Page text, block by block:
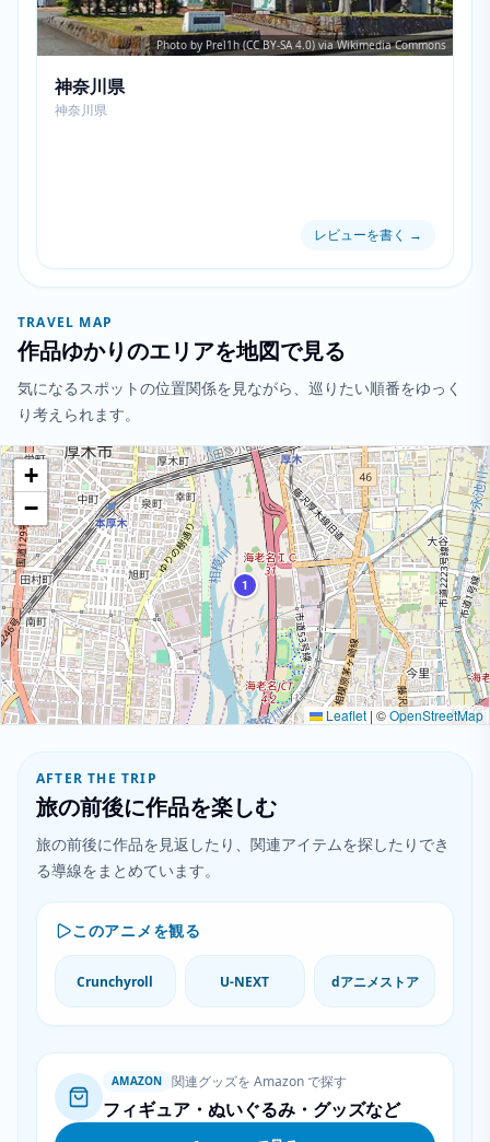
Photo by Prel1h (CC BY-SA 4.0) via Wikimedia Commons
神奈川県
神奈川県
レビューを書く →
TRAVEL MAP
作品ゆかりのエリアを地図で見る
気になるスポットの位置関係を見ながら、巡りたい順番をゆっく
り考えられます。
1
+
−
Leaflet | ©OpenStreetMap
AFTER THE TRIP
旅の前後に作品を楽しむ
旅の前後に作品を見返したり、関連アイテムを探したりでき
る導線をまとめています。
このアニメを観る
Crunchyroll U-NEXT dアニメストア
AMAZON 関連グッズを Amazon で探す
フィギュア・ぬいぐるみ・グッズなど